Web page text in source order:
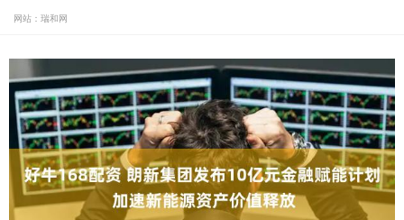
网站：瑞和网